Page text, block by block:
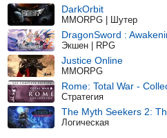
DarkOrbit
MMORPG | Шутер
DragonSword :
Экшен | RPG
Justice Online
MMORPG
Rome: Total War -
Стратегия
The Myth Seekers 2:
Логическая